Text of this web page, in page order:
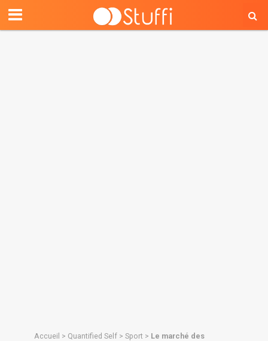
Accueil > Quantified Self> Sport > Le marché des